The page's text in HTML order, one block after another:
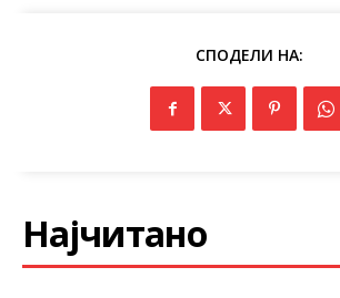
СПОДЕЛИ НА:
Најчитано